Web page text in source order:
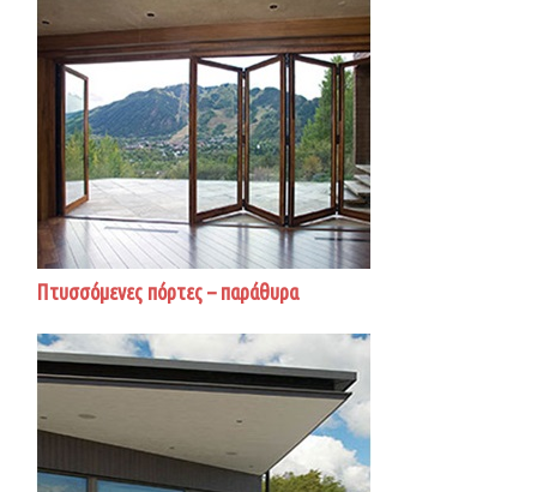
Πτυσσόμενες πόρτες – παράθυρα